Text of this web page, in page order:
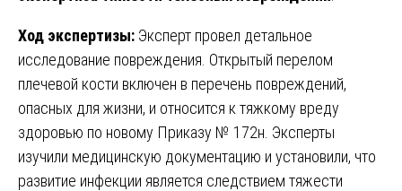
Ход экспертизы: Эксперт провел детальное
исследование повреждения. Открытый перелом
плечевой кости включен в перечень повреждений,
опасных для жизни, и относится к тяжкому вреду
здоровью по новому Приказу № 172н. Эксперты
изучили медицинскую документацию и установили, что
развитие инфекции является следствием тяжести